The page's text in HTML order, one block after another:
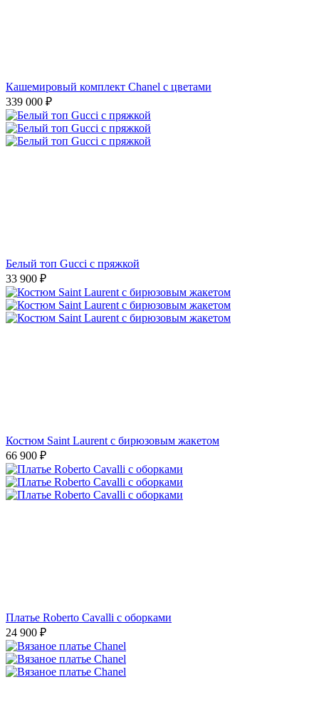
Кашемировый комплект Chanel с цветами
339 000 ₽
Белый топ Gucci с пряжкой
33 900 ₽
Костюм Saint Laurent с бирюзовым жакетом
66 900 ₽
Платье Roberto Cavalli с оборками
24 900 ₽